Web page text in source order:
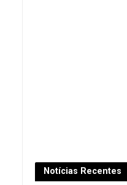
Notícias Recentes